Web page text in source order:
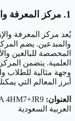
1. مركز المعرفة والإبداع: فضاء للإبداع
يُعد مركز المعرفة
والمبدعين. يضم
المخصصة للبالغين
العلمية. يتضمن
وجهة مثالية للطلاب
أبرز المعالم التي
العنوان:
العربية السعودية